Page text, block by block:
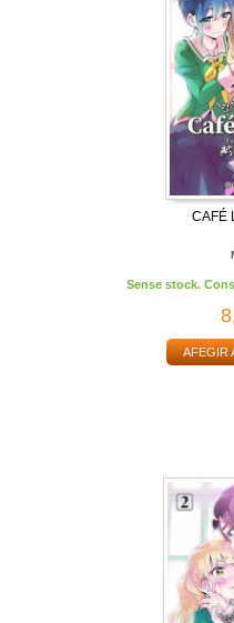
CAFÉ
Sense stock.
AFEGIR